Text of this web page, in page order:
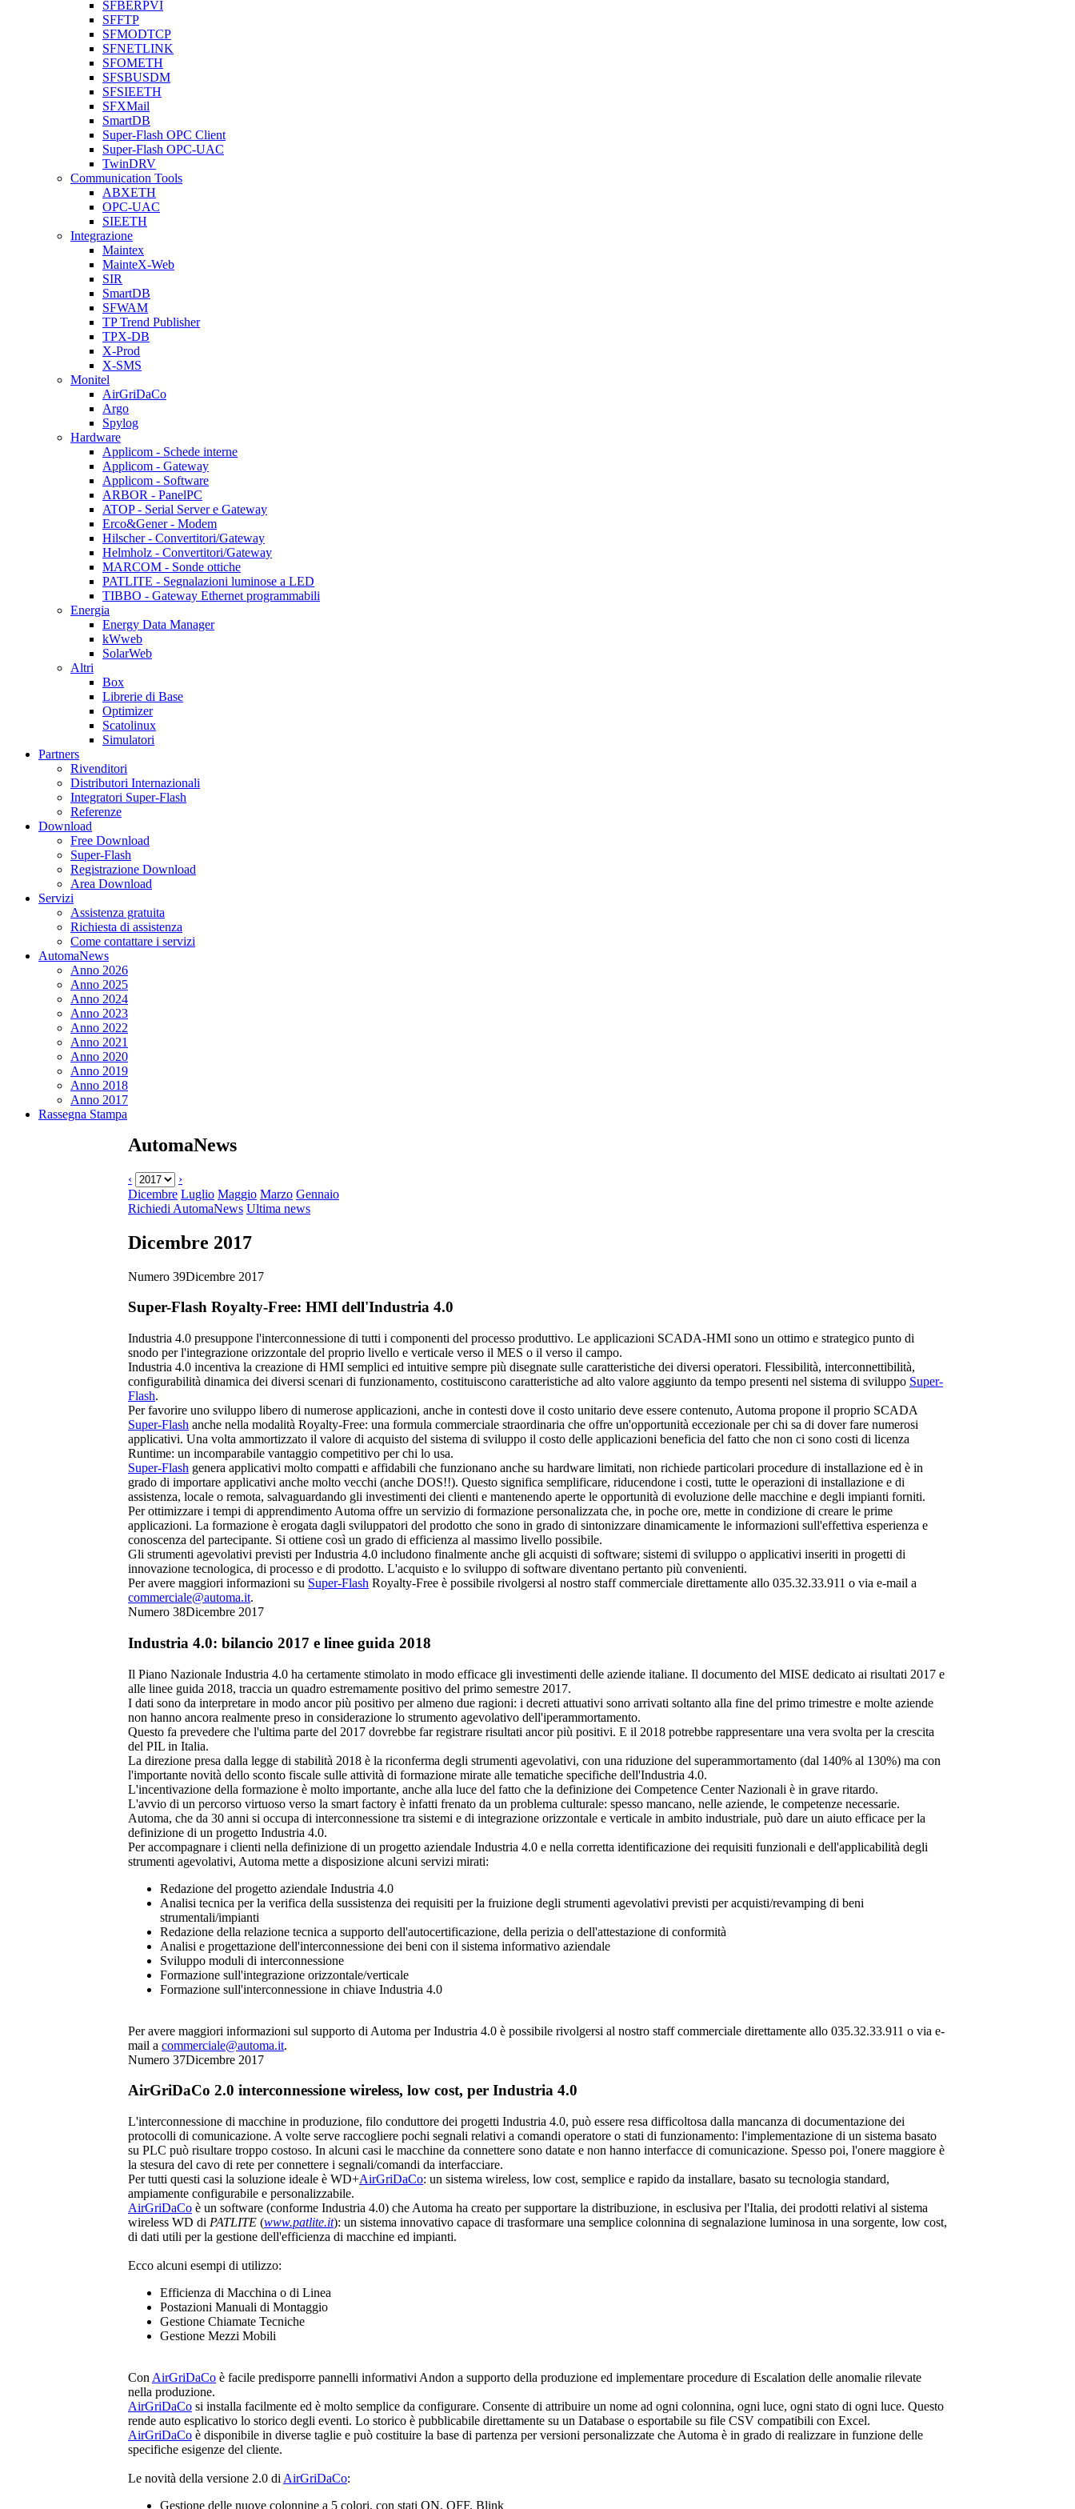
SFBERPVI
SFFTP
SFMODTCP
SFNETLINK
SFOMETH
SFSBUSDM
SFSIEETH
SFXMail
SmartDB
Super-Flash OPC Client
Super-Flash OPC-UAC
TwinDRV
Communication Tools
ABXETH
OPC-UAC
SIEETH
Integrazione
Maintex
MainteX-Web
SIR
SmartDB
SFWAM
TP Trend Publisher
TPX-DB
X-Prod
X-SMS
Monitel
AirGriDaCo
Argo
Spylog
Hardware
Applicom - Schede interne
Applicom - Gateway
Applicom - Software
ARBOR - PanelPC
ATOP - Serial Server e Gateway
Erco&Gener - Modem
Hilscher - Convertitori/Gateway
Helmholz - Convertitori/Gateway
MARCOM - Sonde ottiche
PATLITE - Segnalazioni luminose a LED
TIBBO - Gateway Ethernet programmabili
Energia
Energy Data Manager
kWweb
SolarWeb
Altri
Box
Librerie di Base
Optimizer
Scatolinux
Simulatori
Partners
Rivenditori
Distributori Internazionali
Integratori Super-Flash
Referenze
Download
Free Download
Super-Flash
Registrazione Download
Area Download
Servizi
Assistenza gratuita
Richiesta di assistenza
Come contattare i servizi
AutomaNews
Anno 2026
Anno 2025
Anno 2024
Anno 2023
Anno 2022
Anno 2021
Anno 2020
Anno 2019
Anno 2018
Anno 2017
Rassegna Stampa
AutomaNews
‹
›
Dicembre Luglio Maggio Marzo Gennaio
Richiedi AutomaNews Ultima news
Dicembre 2017
Numero 39Dicembre 2017
Super-Flash Royalty-Free: HMI dell'Industria 4.0
Industria 4.0 presuppone l'interconnessione di tutti i componenti del processo produttivo. Le applicazioni SCADA-HMI sono un ottimo e strategico punto di
snodo per l'integrazione orizzontale del proprio livello e verticale verso il MES o il verso il campo.
Industria 4.0 incentiva la creazione di HMI semplici ed intuitive sempre più disegnate sulle caratteristiche dei diversi operatori. Flessibilità, interconnettibilità,
configurabilità dinamica dei diversi scenari di funzionamento, costituiscono caratteristiche ad alto valore aggiunto da tempo presenti nel sistema di sviluppo Super-
Flash.
Per favorire uno sviluppo libero di numerose applicazioni, anche in contesti dove il costo unitario deve essere contenuto, Automa propone il proprio SCADA
Super-Flash anche nella modalità Royalty-Free: una formula commerciale straordinaria che offre un'opportunità eccezionale per chi sa di dover fare numerosi
applicativi. Una volta ammortizzato il valore di acquisto del sistema di sviluppo il costo delle applicazioni beneficia del fatto che non ci sono costi di licenza
Runtime: un incomparabile vantaggio competitivo per chi lo usa.
Super-Flash genera applicativi molto compatti e affidabili che funzionano anche su hardware limitati, non richiede particolari procedure di installazione ed è in
grado di importare applicativi anche molto vecchi (anche DOS!!). Questo significa semplificare, riducendone i costi, tutte le operazioni di installazione e di
assistenza, locale o remota, salvaguardando gli investimenti dei clienti e mantenendo aperte le opportunità di evoluzione delle macchine e degli impianti forniti.
Per ottimizzare i tempi di apprendimento Automa offre un servizio di formazione personalizzata che, in poche ore, mette in condizione di creare le prime
applicazioni. La formazione è erogata dagli sviluppatori del prodotto che sono in grado di sintonizzare dinamicamente le informazioni sull'effettiva esperienza e
conoscenza del partecipante. Si ottiene così un grado di efficienza al massimo livello possibile.
Gli strumenti agevolativi previsti per Industria 4.0 includono finalmente anche gli acquisti di software; sistemi di sviluppo o applicativi inseriti in progetti di
innovazione tecnologica, di processo e di prodotto. L'acquisto e lo sviluppo di software diventano pertanto più convenienti.
Per avere maggiori informazioni su Super-Flash Royalty-Free è possibile rivolgersi al nostro staff commerciale direttamente allo 035.32.33.911 o via e-mail a
commerciale@automa.it.
Numero 38Dicembre 2017
Industria 4.0: bilancio 2017 e linee guida 2018
Il Piano Nazionale Industria 4.0 ha certamente stimolato in modo efficace gli investimenti delle aziende italiane. Il documento del MISE dedicato ai risultati 2017 e
alle linee guida 2018, traccia un quadro estremamente positivo del primo semestre 2017.
I dati sono da interpretare in modo ancor più positivo per almeno due ragioni: i decreti attuativi sono arrivati soltanto alla fine del primo trimestre e molte aziende
non hanno ancora realmente preso in considerazione lo strumento agevolativo dell'iperammortamento.
Questo fa prevedere che l'ultima parte del 2017 dovrebbe far registrare risultati ancor più positivi. E il 2018 potrebbe rappresentare una vera svolta per la crescita
del PIL in Italia.
La direzione presa dalla legge di stabilità 2018 è la riconferma degli strumenti agevolativi, con una riduzione del superammortamento (dal 140% al 130%) ma con
l'importante novità dello sconto fiscale sulle attività di formazione mirate alle tematiche specifiche dell'Industria 4.0.
L'incentivazione della formazione è molto importante, anche alla luce del fatto che la definizione dei Competence Center Nazionali è in grave ritardo.
L'avvio di un percorso virtuoso verso la smart factory è infatti frenato da un problema culturale: spesso mancano, nelle aziende, le competenze necessarie.
Automa, che da 30 anni si occupa di interconnessione tra sistemi e di integrazione orizzontale e verticale in ambito industriale, può dare un aiuto efficace per la
definizione di un progetto Industria 4.0.
Per accompagnare i clienti nella definizione di un progetto aziendale Industria 4.0 e nella corretta identificazione dei requisiti funzionali e dell'applicabilità degli
strumenti agevolativi, Automa mette a disposizione alcuni servizi mirati:
Redazione del progetto aziendale Industria 4.0
Analisi tecnica per la verifica della sussistenza dei requisiti per la fruizione degli strumenti agevolativi previsti per acquisti/revamping di beni
strumentali/impianti
Redazione della relazione tecnica a supporto dell'autocertificazione, della perizia o dell'attestazione di conformità
Analisi e progettazione dell'interconnessione dei beni con il sistema informativo aziendale
Sviluppo moduli di interconnessione
Formazione sull'integrazione orizzontale/verticale
Formazione sull'interconnessione in chiave Industria 4.0
Per avere maggiori informazioni sul supporto di Automa per Industria 4.0 è possibile rivolgersi al nostro staff commerciale direttamente allo 035.32.33.911 o via e-
mail a commerciale@automa.it.
Numero 37Dicembre 2017
AirGriDaCo 2.0 interconnessione wireless, low cost, per Industria 4.0
L'interconnessione di macchine in produzione, filo conduttore dei progetti Industria 4.0, può essere resa difficoltosa dalla mancanza di documentazione dei
protocolli di comunicazione. A volte serve raccogliere pochi segnali relativi a comandi operatore o stati di funzionamento: l'implementazione di un sistema basato
su PLC può risultare troppo costoso. In alcuni casi le macchine da connettere sono datate e non hanno interfacce di comunicazione. Spesso poi, l'onere maggiore è
la stesura del cavo di rete per connettere i segnali/comandi da interfacciare.
Per tutti questi casi la soluzione ideale è WD+AirGriDaCo: un sistema wireless, low cost, semplice e rapido da installare, basato su tecnologia standard,
ampiamente configurabile e personalizzabile.
AirGriDaCo è un software (conforme Industria 4.0) che Automa ha creato per supportare la distribuzione, in esclusiva per l'Italia, dei prodotti relativi al sistema
wireless WD di PATLITE (www.patlite.it): un sistema innovativo capace di trasformare una semplice colonnina di segnalazione luminosa in una sorgente, low cost,
di dati utili per la gestione dell'efficienza di macchine ed impianti.
Ecco alcuni esempi di utilizzo:
Efficienza di Macchina o di Linea
Postazioni Manuali di Montaggio
Gestione Chiamate Tecniche
Gestione Mezzi Mobili
Con AirGriDaCo è facile predisporre pannelli informativi Andon a supporto della produzione ed implementare procedure di Escalation delle anomalie rilevate
nella produzione.
AirGriDaCo si installa facilmente ed è molto semplice da configurare. Consente di attribuire un nome ad ogni colonnina, ogni luce, ogni stato di ogni luce. Questo
rende auto esplicativo lo storico degli eventi. Lo storico è pubblicabile direttamente su un Database o esportabile su file CSV compatibili con Excel.
AirGriDaCo è disponibile in diverse taglie e può costituire la base di partenza per versioni personalizzate che Automa è in grado di realizzare in funzione delle
specifiche esigenze del cliente.
Le novità della versione 2.0 di AirGriDaCo:
Gestione delle nuove colonnine a 5 colori, con stati ON, OFF, Blink